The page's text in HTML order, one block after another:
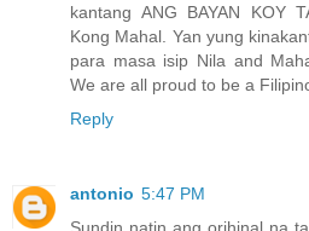
kantang ANG BAYAN KOY
Kong Mahal. Yan yung
para masa isip Nila and
We are all proud to be a
Reply
antonio 5:47 PM